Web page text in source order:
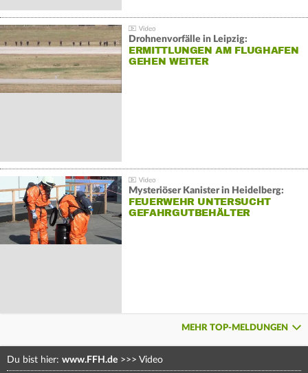
Drohnenvorfälle in Leipzig:
ERMITTLUNGEN AM FLUGHAFEN
GEHEN WEITER
Mysteriöser Kanister in Heidelberg:
FEUERWEHR UNTERSUCHT
GEFAHRGUTBEHÄLTER
MEHR TOP-MELDUNGEN
Du bist hier: www.FFH.de >>> Video